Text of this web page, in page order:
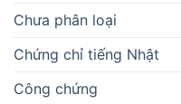
Chưa phân loại
Chứng chỉ tiếng Nhật
Công chứng